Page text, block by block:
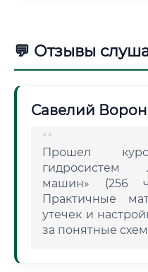
💬 Отзывы
Савелий
Прошел
гидросистем
машин» (256
Практичные
утечек и
за понятные